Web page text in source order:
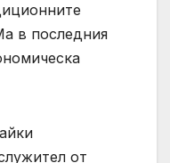
в последния
от